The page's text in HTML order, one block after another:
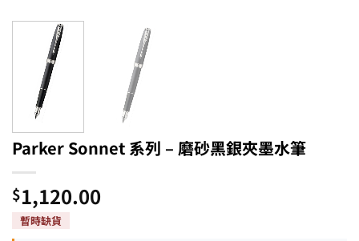
Parker Sonnet 系列 – 磨砂黑銀夾墨水筆
$1,120.00